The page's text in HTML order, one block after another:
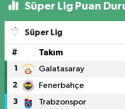
Süper Lig Puan
Süper Lig
# Takım
1 Galatasaray
2 Fenerbahçe
3 Trabzonspor